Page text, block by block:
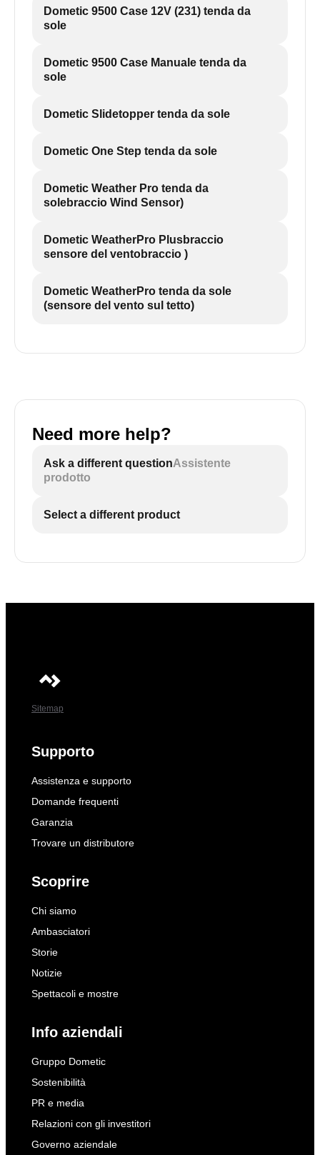
Dometic 9500 Case 12V (231) tenda da
sole
Dometic 9500 Case Manuale tenda da
sole
Dometic Slidetopper tenda da sole
Dometic One Step tenda da sole
Dometic Weather Pro tenda da
solebraccio Wind Sensor)
Dometic WeatherPro Plusbraccio
sensore del ventobraccio )
Dometic WeatherPro tenda da sole
(sensore del vento sul tetto)
Need more help?
Ask a different questionAssistente
prodotto
Select a different product
Sitemap
Supporto
Assistenza e supporto
Domande frequenti
Garanzia
Trovare un distributore
Scoprire
Chi siamo
Ambasciatori
Storie
Notizie
Spettacoli e mostre
Info aziendali
Gruppo Dometic
Sostenibilità
PR e media
Relazioni con gli investitori
Governo aziendale